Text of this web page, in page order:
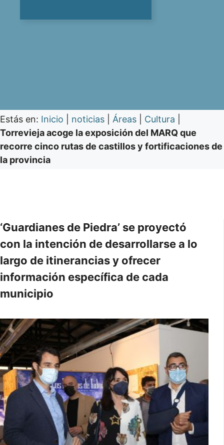
Estás en: Inicio noticias Áreas Cultura
Torrevieja acoge la exposición del MARQ que
recorre cinco rutas de castillos y fortificaciones de
la provincia
‘Guardianes de Piedra’ se proyectó
con la intención de desarrollarse a lo
largo de itinerancias y ofrecer
información específica de cada
municipio